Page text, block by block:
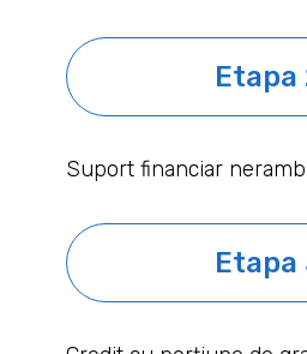
Etapa
Suport financiar
Etapa